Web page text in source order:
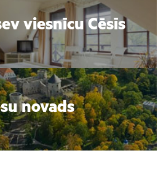
viesnīcu Cēsīs
novads